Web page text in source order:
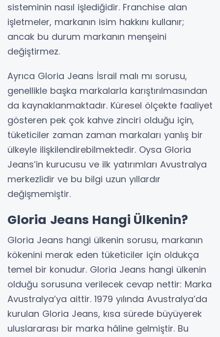
sisteminin nasıl işlediğidir. Franchise alan
işletmeler, markanın isim hakkını kullanır;
ancak bu durum markanın menşeini
değiştirmez.
Ayrıca Gloria Jeans İsrail malı mı sorusu,
genellikle başka markalarla karıştırılmasından
da kaynaklanmaktadır. Küresel ölçekte faaliyet
gösteren pek çok kahve zinciri olduğu için,
tüketiciler zaman zaman markaları yanlış bir
ülkeyle ilişkilendirebilmektedir. Oysa Gloria
Jeans’in kurucusu ve ilk yatırımları Avustralya
merkezlidir ve bu bilgi uzun yıllardır
değişmemiştir.
Gloria Jeans Hangi Ülkenin?
Gloria Jeans hangi ülkenin sorusu, markanın
kökenini merak eden tüketiciler için oldukça
temel bir konudur. Gloria Jeans hangi ülkenin
olduğu sorusuna verilecek cevap nettir: Marka
Avustralya’ya aittir. 1979 yılında Avustralya’da
kurulan Gloria Jeans, kısa sürede büyüyerek
uluslararası bir marka hâline gelmiştir. Bu